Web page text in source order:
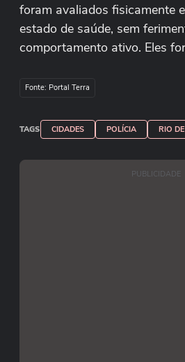
foram avaliados fisicamente
estado de saúde, sem
comportamento ativo. Eles
sua espécie, contribuindo
Polícia Civil do Rio de Janeiro
Fonte: Portal Terra
TAGS CIDADES POLÍCIA RIO
PUBLICIDADE